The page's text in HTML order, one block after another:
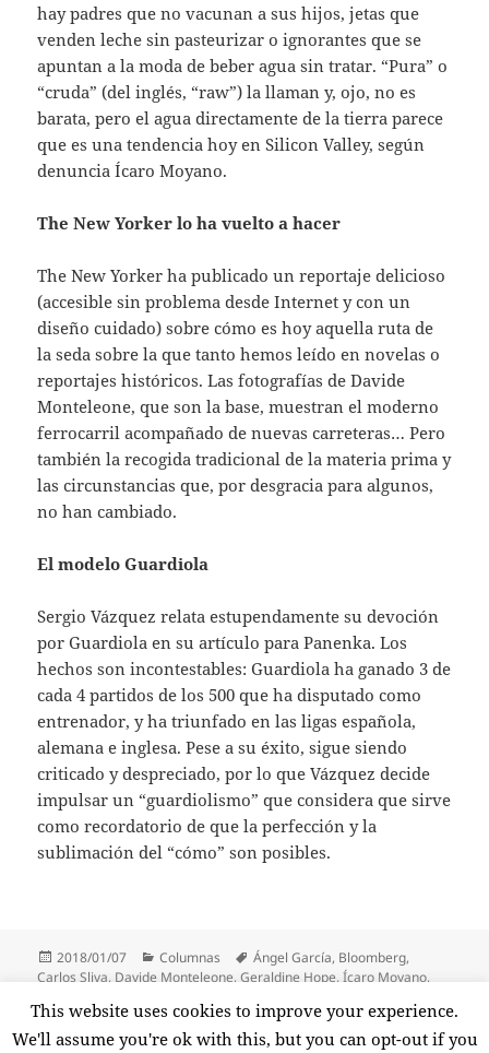
hay padres que no vacunan a sus hijos, jetas que
venden leche sin pasteurizar o ignorantes que se
apuntan a la moda de beber agua sin tratar. “Pura” o
“cruda” (del inglés, “raw”) la llaman y, ojo, no es
barata, pero el agua directamente de la tierra parece
que es una tendencia hoy en Silicon Valley, según
denuncia Ícaro Moyano.
The New Yorker lo ha vuelto a hacer
The New Yorker ha publicado un reportaje delicioso
(accesible sin problema desde Internet y con un
diseño cuidado) sobre cómo es hoy aquella ruta de
la seda sobre la que tanto hemos leído en novelas o
reportajes históricos. Las fotografías de Davide
Monteleone, que son la base, muestran el moderno
ferrocarril acompañado de nuevas carreteras… Pero
también la recogida tradicional de la materia prima y
las circunstancias que, por desgracia para algunos,
no han cambiado.
El modelo Guardiola
Sergio Vázquez relata estupendamente su devoción
por Guardiola en su artículo para Panenka. Los
hechos son incontestables: Guardiola ha ganado 3 de
cada 4 partidos de los 500 que ha disputado como
entrenador, y ha triunfado en las ligas española,
alemana e inglesa. Pese a su éxito, sigue siendo
criticado y despreciado, por lo que Vázquez decide
impulsar un “guardiolismo” que considera que sirve
como recordatorio de que la perfección y la
sublimación del “cómo” son posibles.
Publicado
el
2018/01/07 Categorías
Columnas Etiquetas
Ángel García, Bloomberg,
Carlos Sliva, Davide Monteleone,Geraldine Hope,Ícaro Moyano,
Vázquez,Silicon Valley,Starbucks,The New Yorker,Twitter
This website uses cookies to improve your experience.
We'll assume you're ok with this, but you can opt-out if you